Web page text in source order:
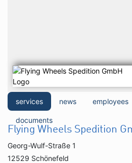
services news employees
documents
Flying Wheels Spedition
Georg-Wulf-Straße 1
12529 Schönefeld